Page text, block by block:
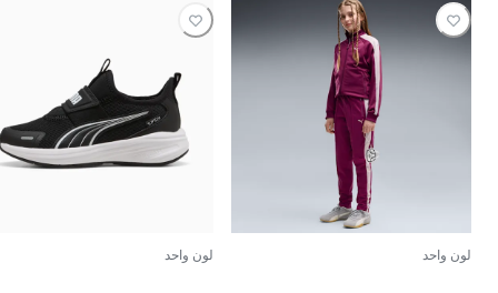
لون واحد لون واحد